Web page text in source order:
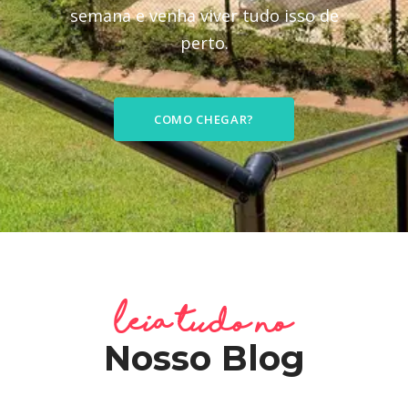
semana e venha viver tudo isso de
perto.
COMO CHEGAR?
Leia tudo no
Nosso Blog